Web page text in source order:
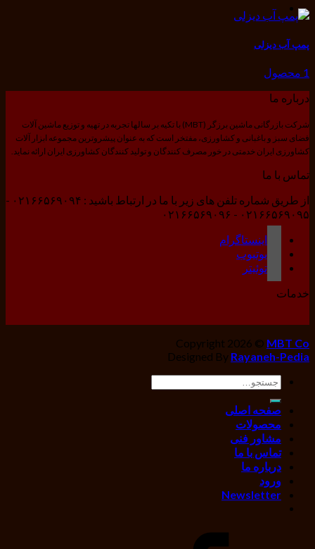
پمپ آب دیزلی
1 محصول
درباره ما
شرکت بازرگانی ماشین برزگر (MBT) با تکیه بر سالها تجربه در تهیه و توزیع ماشین آلات
فضای سبز و باغبانی و کشاورزی، مفتخر است که به عنوان پیشروترین مجموعه ابزار آلات
کشاورزی ایران خدمتی در خور مصرف کنندگان و تولید کنندگان کشاورزی ایران ارائه نماید.
تماس با ما
از طریق شماره تلفن های زیر با ما در ارتباط باشید : ۰۲۱۶۶۵۶۹۰۹۴ -
۰۲۱۶۶۵۶۹۰۹۵ - ۰۲۱۶۶۵۶۹۰۹۶
اینستاگرام
یوتیوب
توئیتر
خدمات
Copyright 2026 © MBT Co
Designed By Rayaneh-Pedia
جستجو
برای:
صفحه اصلی
محصولات
مشاور فنی
تماس با ما
درباره ما
ورود
Newsletter